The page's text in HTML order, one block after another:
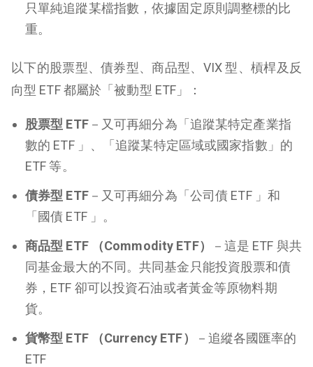
只單純追蹤某檔指數，依據固定原則調整標的比
重。
以下的股票型、債券型、商品型、VIX 型、槓桿及反
向型 ETF 都屬於「被動型 ETF」：
股票型 ETF－又可再細分為「追蹤某特定產業指
數的 ETF 」、「追蹤某特定區域或國家指數」的
ETF 等。
債券型 ETF－又可再細分為「公司債 ETF 」和
「國債 ETF 」。
商品型 ETF （Commodity ETF）
－這是 ETF 與共
同基金最大的不同。共同基金只能投資股票和債
券，ETF 卻可以投資石油或者黃金等原物料期
貨。
貨幣型 ETF （Currency ETF）
－追縱各國匯率的
ETF